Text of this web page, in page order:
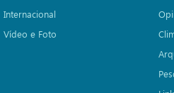
Internacional
Vídeo e Foto